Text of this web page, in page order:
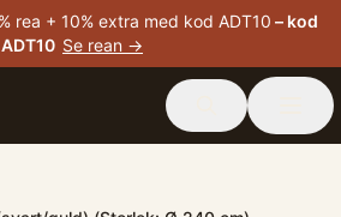
rea + 10% extra med kod ADT10 – kod
ADT10 Se rean →